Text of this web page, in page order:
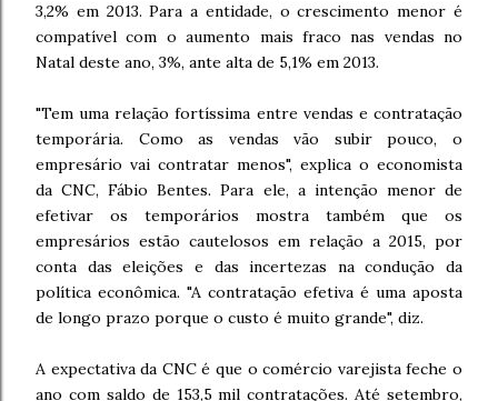
3,2% em 2013. Para a entidade, o crescimento menor é
compatível com o aumento mais fraco nas vendas no
Natal deste ano, 3%, ante alta de 5,1% em 2013.
"Tem uma relação fortíssima entre vendas e contratação
temporária. Como as vendas vão subir pouco, o
empresário vai contratar menos", explica o economista
da CNC, Fábio Bentes. Para ele, a intenção menor de
efetivar os temporários mostra também que os
empresários estão cautelosos em relação a 2015, por
conta das eleições e das incertezas na condução da
política econômica. "A contratação efetiva é uma aposta
de longo prazo porque o custo é muito grande", diz.
A expectativa da CNC é que o comércio varejista feche o
ano com saldo de 153,5 mil contratações. Até setembro,